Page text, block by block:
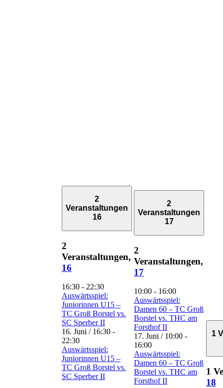
2
Veranstaltungen
16
2
Veranstaltungen,
16
16:30 - 22:30
Auswärtsspiel:
Juniorinnen U15 –
TC Groß Borstel vs.
SC Sperber II
16. Juni / 16:30 -
22:30
Auswärtsspiel:
Juniorinnen U15 –
TC Groß Borstel vs.
SC Sperber II
2
Veranstaltungen
17
2
Veranstaltungen,
17
10:00 - 16:00
Auswärtsspiel:
Damen 60 – TC Groß
Borstel vs. THC am
Forsthof II
17. Juni / 10:00 -
16:00
Auswärtsspiel:
Damen 60 – TC Groß
Borstel vs. THC am
Forsthof II
1
1
18